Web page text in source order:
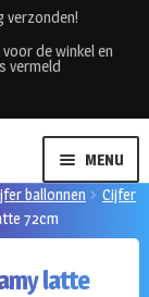
verzonden!
de winkel en
vermeld
MENU
ballonnen
Cijfer
72cm
latte